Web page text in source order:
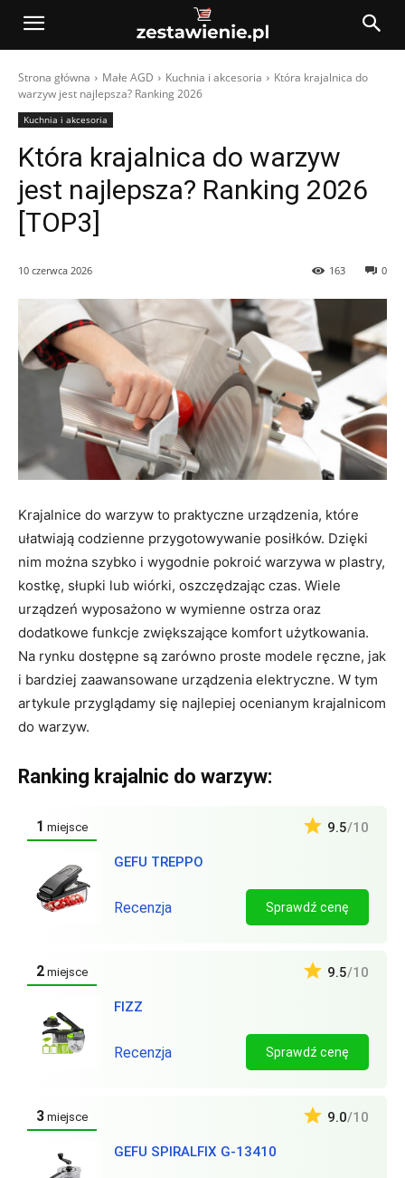
Strona główna Małe AGD Kuchnia i akcesoria
Która krajalnica do
warzyw jest najlepsza? Ranking 2026
Kuchnia i akcesoria
Która krajalnica do warzyw
jest najlepsza? Ranking 2026
[TOP3]
10 czerwca 2026 0
163
Krajalnice do warzyw to praktyczne urządzenia, które
ułatwiają codzienne przygotowywanie posiłków. Dzięki
nim można szybko i wygodnie pokroić warzywa w plastry,
kostkę, słupki lub wiórki, oszczędzając czas. Wiele
urządzeń wyposażono w wymienne ostrza oraz
dodatkowe funkcje zwiększające komfort użytkowania.
Na rynku dostępne są zarówno proste modele ręczne, jak
i bardziej zaawansowane urządzenia elektryczne. W tym
artykule przyglądamy się najlepiej ocenianym krajalnicom
do warzyw.
Ranking krajalnic do warzyw:
1 miejsce
GEFU TREPPO
9.5/10
Recenzja Sprawdź cenę
2 miejsce
FIZZ
9.5/10
Recenzja Sprawdź cenę
3 miejsce
GEFU SPIRALFIX G-13410
9.0/10